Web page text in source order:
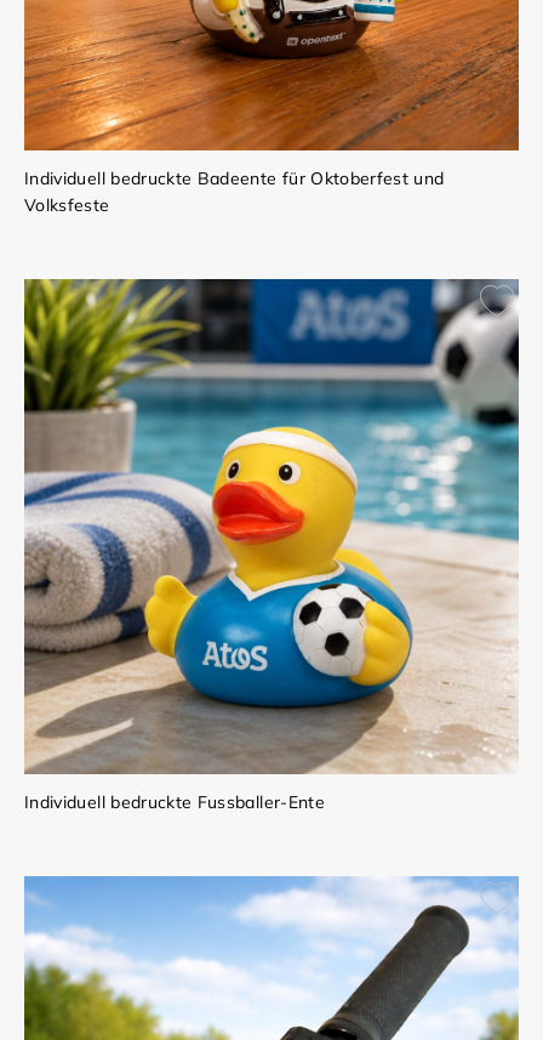
Individuell bedruckte Badeente für Oktoberfest und
Volksfeste
Individuell bedruckte Fussballer-Ente